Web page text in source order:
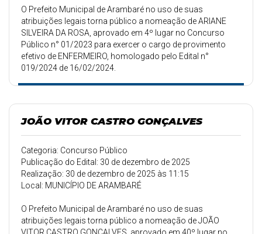
O Prefeito Municipal de Arambaré no uso de suas
atribuições legais torna público a nomeação de ARIANE
SILVEIRA DA ROSA, aprovado em 4º lugar no Concurso
Público n° 01/2023 para exercer o cargo de provimento
efetivo de ENFERMEIRO, homologado pelo Edital n°
019/2024 de 16/02/2024.
JOÃO VITOR CASTRO GONÇALVES
Categoria: Concurso Público
Publicação do Edital: 30 de dezembro de 2025
Realização: 30 de dezembro de 2025 às 11:15
Local: MUNICÍPIO DE ARAMBARÉ
O Prefeito Municipal de Arambaré no uso de suas
atribuições legais torna público a nomeação de JOÃO